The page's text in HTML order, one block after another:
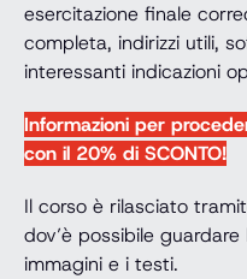
esercitazione finale
completa, indirizzi utili,
interessanti indicazioni
Informazioni per
con il 20% di SCONTO!
Il corso è rilasciato
dov’è possibile
immagini e i testi.